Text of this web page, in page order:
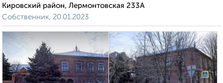
Кировский район, Лермонтовская 233А
Собственник, 20.01.2023